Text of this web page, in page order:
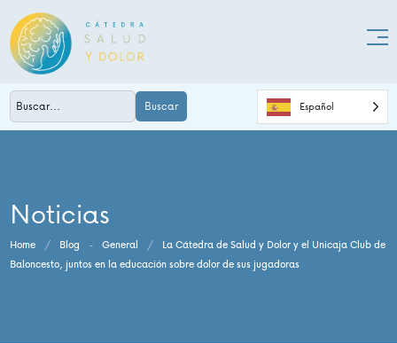
Buscar Español
Noticias
Home / Blog - General /
La Cátedra de Salud y Dolor y el Unicaja Club de
Baloncesto, juntos en la educación sobre dolor de sus jugadoras